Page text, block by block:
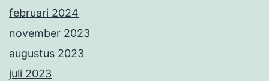
februari 2024
november 2023
augustus 2023
juli 2023